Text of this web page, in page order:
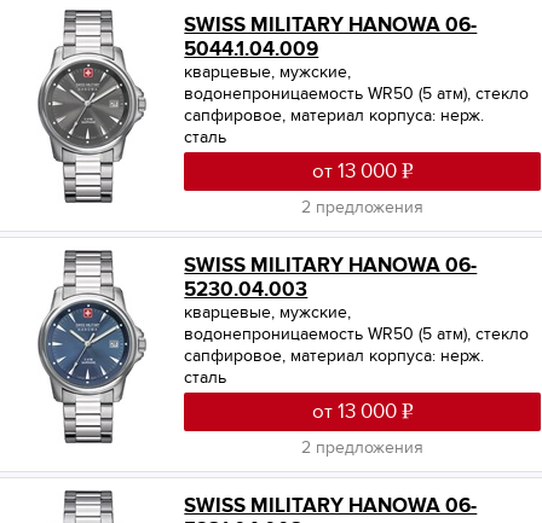
SWISS MILITARY HANOWA 06-
5044.1.04.009
кварцевые, мужские,
водонепроницаемость WR50 (5 атм), стекло
сапфировое, материал корпуса: нерж.
сталь
от 13 000
2 предложения
SWISS MILITARY HANOWA 06-
5230.04.003
кварцевые, мужские,
водонепроницаемость WR50 (5 атм), стекло
сапфировое, материал корпуса: нерж.
сталь
от 13 000
2 предложения
SWISS MILITARY HANOWA 06-